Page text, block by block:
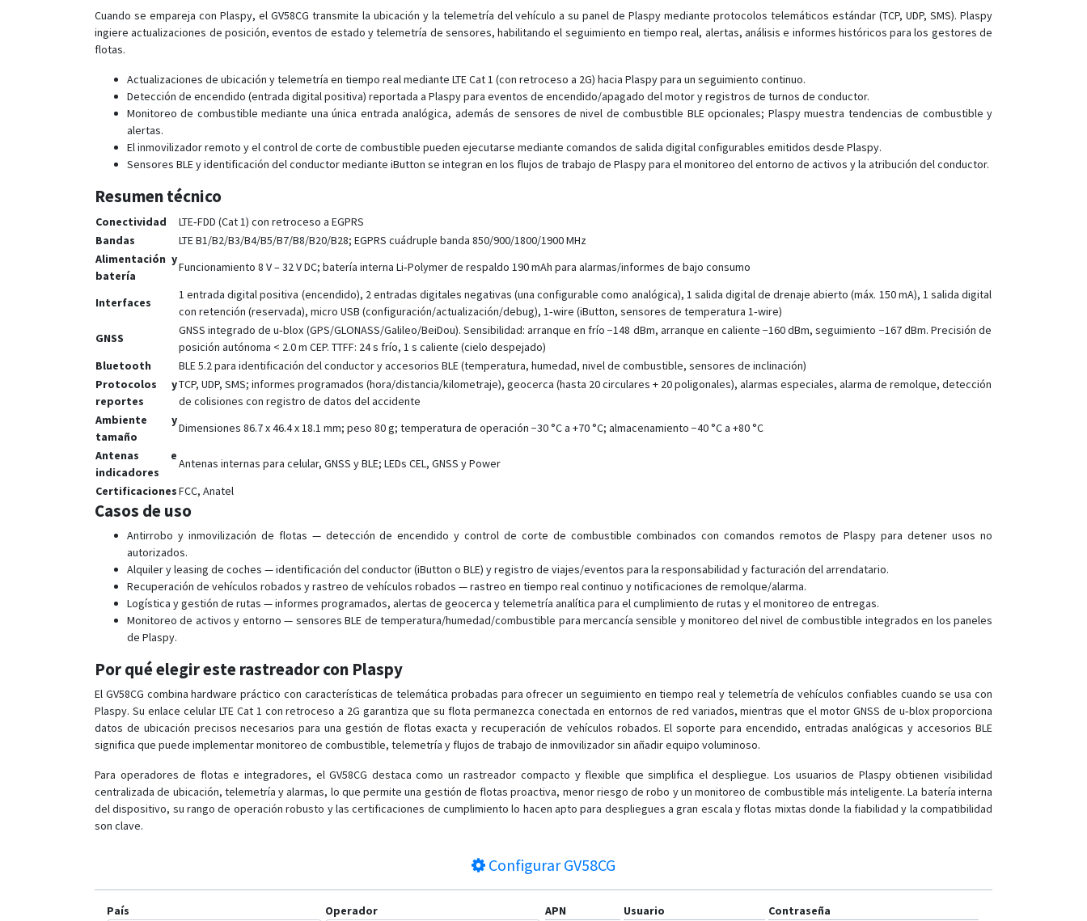
GL52LP
GL52S
GL530MG
GL53MG
GMT200
GV300W
GV305CEU
GV350CEU
GV355CEU
GV55W
GV56
GV56RS
GV58CEU
GV58LAU
GV600MG
GV600WG
GV620MG
Cuando se empareja con Plaspy, el GV58CG transmite la ubicación y la telemetría del vehículo a su panel de Plaspy mediante protocolos telemáticos estándar (TCP, UDP, SMS). Plaspy
ingiere actualizaciones de posición, eventos de estado y telemetría de sensores, habilitando el seguimiento en tiempo real, alertas, análisis e informes históricos para los gestores de
flotas.
Actualizaciones de ubicación y telemetría en tiempo real mediante LTE Cat 1 (con retroceso a 2G) hacia Plaspy para un seguimiento continuo.
Detección de encendido (entrada digital positiva) reportada a Plaspy para eventos de encendido/apagado del motor y registros de turnos de conductor.
Monitoreo de combustible mediante una única entrada analógica, además de sensores de nivel de combustible BLE opcionales; Plaspy muestra tendencias de combustible y
alertas.
El inmovilizador remoto y el control de corte de combustible pueden ejecutarse mediante comandos de salida digital configurables emitidos desde Plaspy.
Sensores BLE y identificación del conductor mediante iButton se integran en los flujos de trabajo de Plaspy para el monitoreo del entorno de activos y la atribución del conductor.
Resumen técnico
Conectividad
LTE‑FDD (Cat 1) con retroceso a EGPRS
Bandas
LTE B1/B2/B3/B4/B5/B7/B8/B20/B28; EGPRS cuádruple banda 850/900/1800/1900 MHz
Alimentación y
batería
Funcionamiento 8 V – 32 V DC; batería interna Li‑Polymer de respaldo 190 mAh para alarmas/informes de bajo consumo
Interfaces
1 entrada digital positiva (encendido), 2 entradas digitales negativas (una configurable como analógica), 1 salida digital de drenaje abierto (máx. 150 mA), 1 salida digital
con retención (reservada), micro USB (configuración/actualización/debug), 1‑wire (iButton, sensores de temperatura 1‑wire)
GNSS
GNSS integrado de u‑blox (GPS/GLONASS/Galileo/BeiDou). Sensibilidad: arranque en frío −148 dBm, arranque en caliente −160 dBm, seguimiento −167 dBm. Precisión de
posición autónoma < 2.0 m CEP. TTFF: 24 s frío, 1 s caliente (cielo despejado)
Bluetooth
BLE 5.2 para identificación del conductor y accesorios BLE (temperatura, humedad, nivel de combustible, sensores de inclinación)
Protocolos y
reportes
TCP, UDP, SMS; informes programados (hora/distancia/kilometraje), geocerca (hasta 20 circulares + 20 poligonales), alarmas especiales, alarma de remolque, detección
de colisiones con registro de datos del accidente
Ambiente y
tamaño
Dimensiones 86.7 x 46.4 x 18.1 mm; peso 80 g; temperatura de operación −30 °C a +70 °C; almacenamiento −40 °C a +80 °C
Antenas e
indicadores
Antenas internas para celular, GNSS y BLE; LEDs CEL, GNSS y Power
CertificacionesFCC, Anatel
Casos de uso
Antirrobo y inmovilización de flotas — detección de encendido y control de corte de combustible combinados con comandos remotos de Plaspy para detener usos no
autorizados.
Alquiler y leasing de coches — identificación del conductor (iButton o BLE) y registro de viajes/eventos para la responsabilidad y facturación del arrendatario.
Recuperación de vehículos robados y rastreo de vehículos robados — rastreo en tiempo real continuo y notificaciones de remolque/alarma.
Logística y gestión de rutas — informes programados, alertas de geocerca y telemetría analítica para el cumplimiento de rutas y el monitoreo de entregas.
Monitoreo de activos y entorno — sensores BLE de temperatura/humedad/combustible para mercancía sensible y monitoreo del nivel de combustible integrados en los paneles
de Plaspy.
Por qué elegir este rastreador con Plaspy
El GV58CG combina hardware práctico con características de telemática probadas para ofrecer un seguimiento en tiempo real y telemetría de vehículos confiables cuando se usa con
Plaspy. Su enlace celular LTE Cat 1 con retroceso a 2G garantiza que su flota permanezca conectada en entornos de red variados, mientras que el motor GNSS de u‑blox proporciona
datos de ubicación precisos necesarios para una gestión de flotas exacta y recuperación de vehículos robados. El soporte para encendido, entradas analógicas y accesorios BLE
significa que puede implementar monitoreo de combustible, telemetría y flujos de trabajo de inmovilizador sin añadir equipo voluminoso.
Para operadores de flotas e integradores, el GV58CG destaca como un rastreador compacto y flexible que simplifica el despliegue. Los usuarios de Plaspy obtienen visibilidad
centralizada de ubicación, telemetría y alarmas, lo que permite una gestión de flotas proactiva, menor riesgo de robo y un monitoreo de combustible más inteligente. La batería interna
del dispositivo, su rango de operación robusto y las certificaciones de cumplimiento lo hacen apto para despliegues a gran escala y flotas mixtas donde la fiabilidad y la compatibilidad
son clave.
ConfigurarGV58CG
País Operador APN Usuario Contraseña